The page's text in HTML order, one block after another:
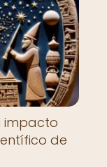
impacto
de